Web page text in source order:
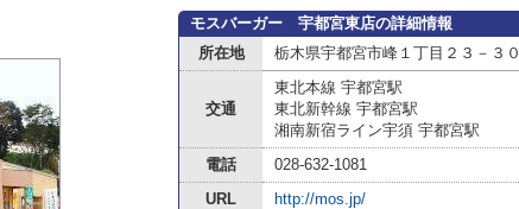
モスバーガー 宇都宮東店の詳細情報
所在地
栃木県宇都宮市峰１丁目２３－３０
交通
東北本線 宇都宮駅
東北新幹線 宇都宮駅
湘南新宿ライン宇須 宇都宮駅
電話
028-632-1081
URL
http://mos.jp/